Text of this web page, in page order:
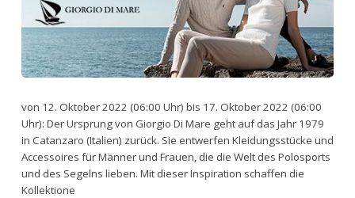
von 12. Oktober 2022 (06:00 Uhr) bis 17. Oktober 2022 (06:00
Uhr): Der Ursprung von Giorgio Di Mare geht auf das Jahr 1979
in Catanzaro (Italien) zurück. Sie entwerfen Kleidungsstücke und
Accessoires für Männer und Frauen, die die Welt des Polosports
und des Segelns lieben. Mit dieser Inspiration schaffen die
Kollektione